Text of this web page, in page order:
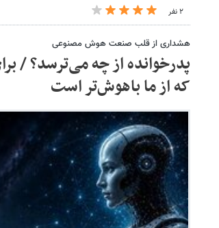
۲ نفر
هشداری از قلب صنعت هوش مصنوعی
پدرخوانده از چه می‌ترسد؟‌ /
که از ما باهوش‌تر است